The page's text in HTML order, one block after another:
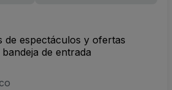
de espectáculos y ofertas
de entrada